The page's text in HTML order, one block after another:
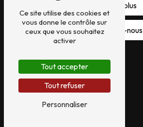
En savoir plus
Contactez-nous
Ce site utilise des cookies et
vous donne le contrôle sur
ceux que vous souhaitez
activer
Tout accepter
Tout refuser
Personnaliser